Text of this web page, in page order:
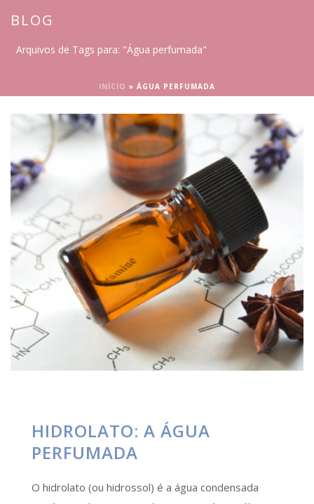
BLOG
Arquivos de Tags para: "Água perfumada"
INÍCIO » ÁGUA PERFUMADA
HIDROLATO: A ÁGUA
PERFUMADA
O hidrolato (ou hidrossol) é a água condensada